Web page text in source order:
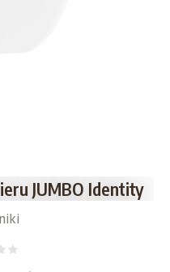
JUMBO Identity